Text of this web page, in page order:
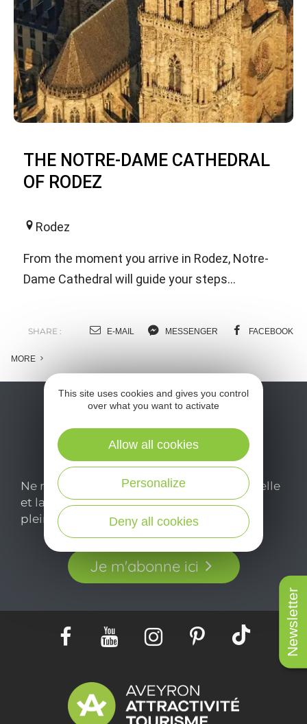
Newsletter
THE NOTRE-DAME CATHEDRAL
OF RODEZ
Rodez
From the moment you arrive in Rodez, Notre-
Dame Cathedral will guide your steps...
SHARE : E-MAIL MESSENGER FACEBOOK
MORE
Ne manquez pas notre newsletter mensuelle
et laissez-vous inspirer pour profiter
pleinement de votre séjour en Aveyron.
Je m'abonne ici
This site uses cookies and gives you control
over what you want to activate
Deny all cookies
Personalize
Allow all cookies